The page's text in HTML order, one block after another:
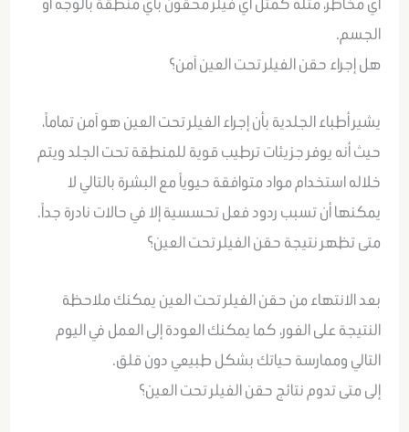
الجسم.
هل إجراء حقن الفيلر تحت العين آمن؟
يشير أطباء الجلدية بأن إجراء الفيلر تحت العين هو آمن تماماً،
حيث أنه يوفر جزيئات ترطيب قوية للمنطقة تحت الجلد ويتم
خلاله استخدام مواد متوافقة حيوياً مع البشرة بالتالي لا
يمكنها أن تسبب ردود فعل تحسسية إلا في حالات نادرة جداً.
متى تظهر نتيجة حقن الفيلر تحت العين؟
بعد الانتهاء من حقن الفيلر تحت العين يمكنك ملاحظة
النتيجة على الفور، كما يمكنك العودة إلى العمل في اليوم
التالي وممارسة حياتك بشكل طبيعي دون قلق.
إلى متى تدوم نتائج حقن الفيلر تحت العين؟